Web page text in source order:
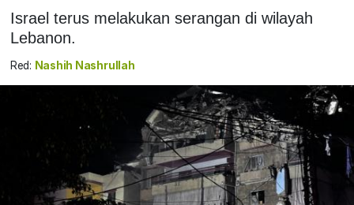
Israel terus melakukan serangan di wilayah
Lebanon.
Red: Nashih Nashrullah